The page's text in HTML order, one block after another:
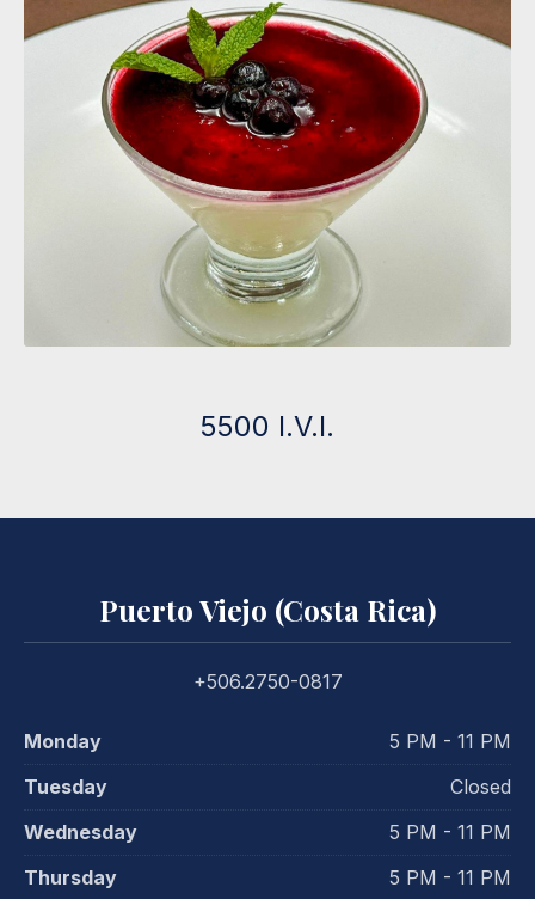
5500 I.V.I.
Puerto Viejo (Costa Rica)
+506.2750-0817
Monday
5 PM - 11 PM
Tuesday
Closed
Wednesday
5 PM - 11 PM
Thursday
5 PM - 11 PM